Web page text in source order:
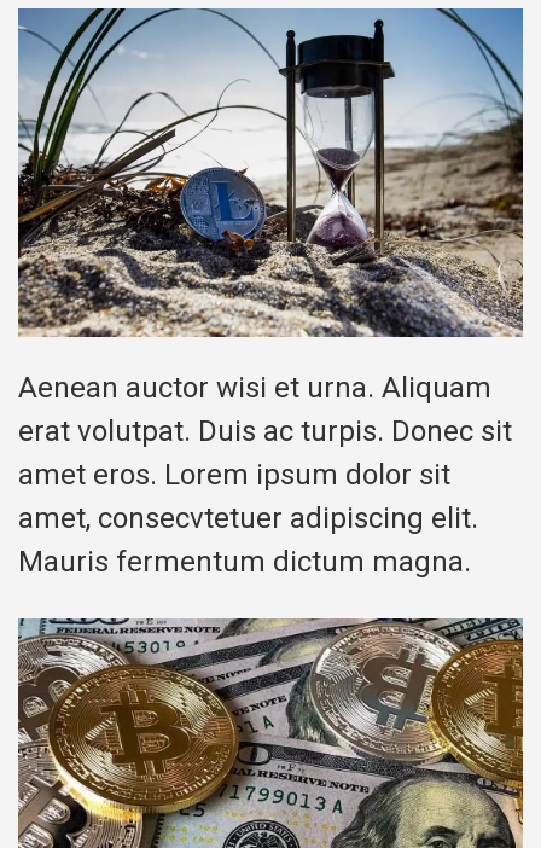
Aenean auctor wisi et urna. Aliquam
erat volutpat. Duis ac turpis. Donec sit
amet eros. Lorem ipsum dolor sit
amet, consecvtetuer adipiscing elit.
Mauris fermentum dictum magna.